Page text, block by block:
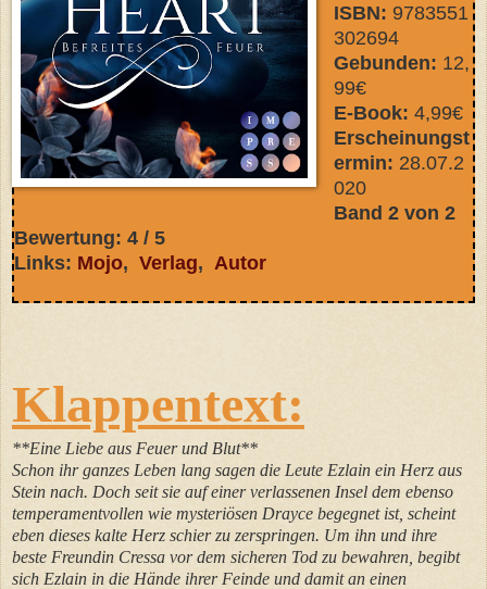
ISBN: 9783551
302694
Gebunden: 12,
99€
E-Book: 4,99€
Erscheinungst
ermin: 28.07.2
020
Band 2 von 2
Bewertung: 4 / 5
Links: Mojo, Verlag, Autor
Klappentext:
**Eine Liebe aus Feuer und Blut**
Schon ihr ganzes Leben lang sagen die Leute Ezlain ein Herz aus
Stein nach. Doch seit sie auf einer verlassenen Insel dem ebenso
temperamentvollen wie mysteriösen Drayce begegnet ist, scheint
eben dieses kalte Herz schier zu zerspringen. Um ihn und ihre
beste Freundin Cressa vor dem sicheren Tod zu bewahren, begibt
sich Ezlain in die Hände ihrer Feinde und damit an einen